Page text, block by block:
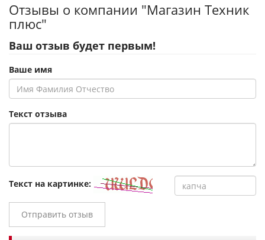
Отзывы о компании "Магазин Техник
плюс"
Ваш отзыв будет первым!
Ваше имя
Текст отзыва
Текст на картинке:
Отправить отзыв